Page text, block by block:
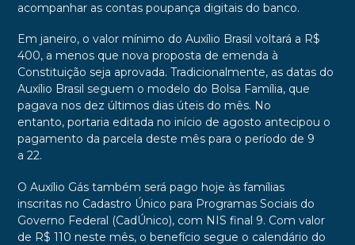
acompanhar as contas poupança digitais do banco.
Em janeiro, o valor mínimo do Auxílio Brasil voltará a R$
400, a menos que nova proposta de emenda à
Constituição seja aprovada. Tradicionalmente, as datas do
Auxílio Brasil seguem o modelo do Bolsa Família, que
pagava nos dez últimos dias úteis do mês. No
entanto, portaria editada no início de agosto antecipou o
pagamento da parcela deste mês para o período de 9
a 22.
O Auxílio Gás também será pago hoje às famílias
inscritas no Cadastro Único para Programas Sociais do
Governo Federal (CadÚnico), com NIS final 9. Com valor
de R$ 110 neste mês, o benefício segue o calendário do